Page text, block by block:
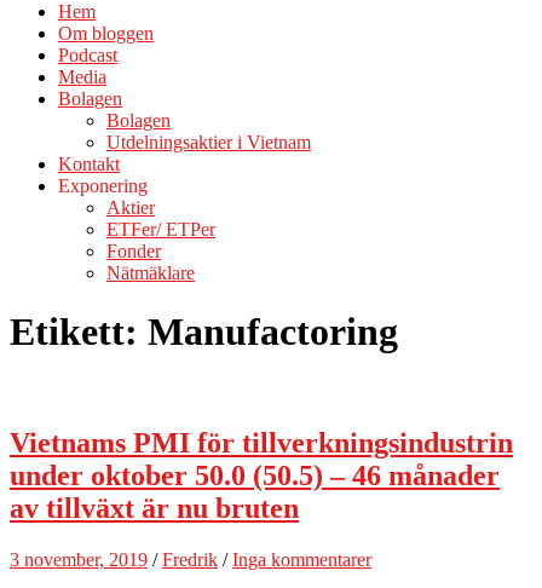
Hem
Om bloggen
Podcast
Media
Bolagen
Bolagen
Utdelningsaktier i Vietnam
Kontakt
Exponering
Aktier
ETFer/ ETPer
Fonder
Nätmäklare
Etikett: Manufactoring
Vietnams PMI för tillverkningsindustrin
under oktober 50.0 (50.5) – 46 månader
av tillväxt är nu bruten
3 november, 2019 /Fredrik /Inga kommentarer